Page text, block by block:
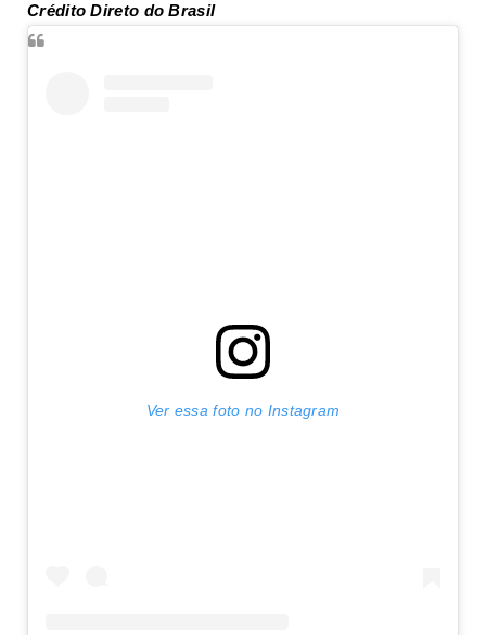
Crédito Direto do Brasil
Ver essa foto no Instagram